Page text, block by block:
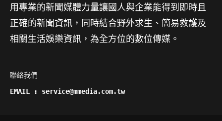
用專業的新聞媒體力量讓國人與企業能得到即時且
正確的新聞資訊，同時結合野外求生、簡易救護及
相關生活娛樂資訊，為全方位的數位傳媒。
聯絡我們
EMAIL : service@mmedia.com.tw